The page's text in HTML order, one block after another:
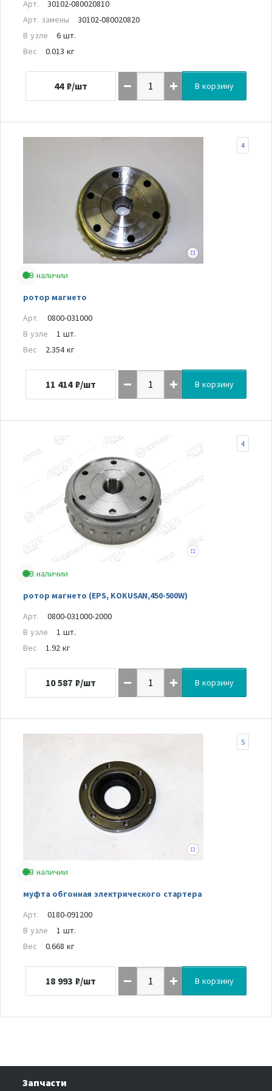
Арт.
30102-080020810
Арт. замены
30102-080020820
В узле
6 шт.
Вес
0.013 кг
44 ₽/шт В корзину
В наличии
ротор магнето
4
Арт.
0800-031000
В узле
1 шт.
Вес
2.354 кг
11 414 ₽/шт В корзину
В наличии
ротор магнето (EPS, KOKUSAN,450-500W)
4
Арт.
0800-031000-2000
В узле
1 шт.
Вес
1.92 кг
10 587 ₽/шт В корзину
В наличии
муфта обгонная электрического стартера
5
Арт.
0180-091200
В узле
1 шт.
Вес
0.668 кг
18 993 ₽/шт В корзину
Запчасти